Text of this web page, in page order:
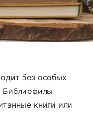
без особых
Библиофилы
книги или